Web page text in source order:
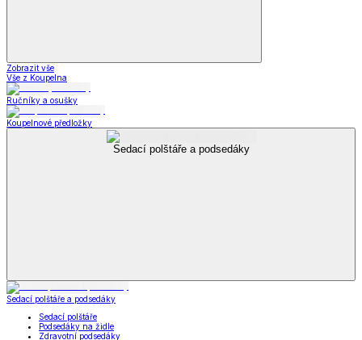
Zobrazit vše
Vše z Koupelna
Ručníky a osušky
Koupelnové předložky
Sedací polštáře a podsedáky
Sedací polštáře a podsedáky
Sedací polštáře
Podsedáky na židle
Zdravotní podsedáky